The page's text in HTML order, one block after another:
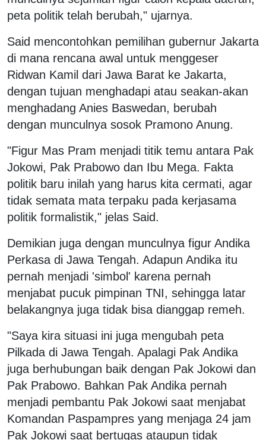
peta politik telah berubah," ujarnya.
Said mencontohkan pemilihan gubernur Jakarta
di mana rencana awal untuk menggeser
Ridwan Kamil dari Jawa Barat ke Jakarta,
dengan tujuan menghadapi atau seakan-akan
menghadang Anies Baswedan, berubah
dengan munculnya sosok Pramono Anung.
"Figur Mas Pram menjadi titik temu antara Pak
Jokowi, Pak Prabowo dan Ibu Mega. Fakta
politik baru inilah yang harus kita cermati, agar
tidak semata mata terpaku pada kerjasama
politik formalistik," jelas Said.
Demikian juga dengan munculnya figur Andika
Perkasa di Jawa Tengah. Adapun Andika itu
pernah menjadi 'simbol' karena pernah
menjabat pucuk pimpinan TNI, sehingga latar
belakangnya juga tidak bisa dianggap remeh.
"Saya kira situasi ini juga mengubah peta
Pilkada di Jawa Tengah. Apalagi Pak Andika
juga berhubungan baik dengan Pak Jokowi dan
Pak Prabowo. Bahkan Pak Andika pernah
menjadi pembantu Pak Jokowi saat menjabat
Komandan Paspampres yang menjaga 24 jam
Pak Jokowi saat bertugas ataupun tidak